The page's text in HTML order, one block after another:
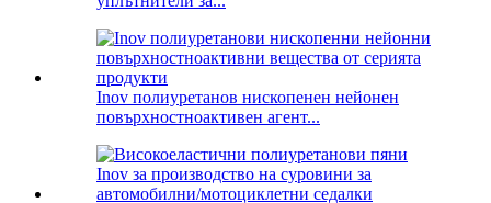
Inov полиуретанов нископенен нейонен
повърхностноактивен агент...